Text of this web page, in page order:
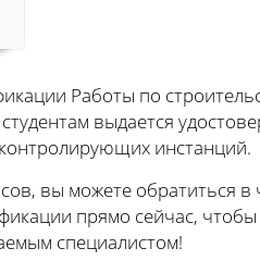
Работы по
выдается
инстанций.
вы можете обратиться в
прямо сейчас,
специалистом!